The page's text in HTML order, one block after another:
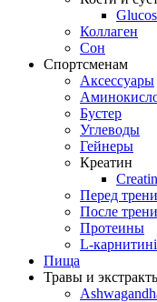
Коллаген
Сон
Спортсменам
Аксессуары
Бустер
Углеводы
Гейнеры
Креатин
Перед
После
Протеины
L-карнитині
Пища
Травы и